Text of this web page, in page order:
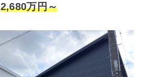
2,680万円～